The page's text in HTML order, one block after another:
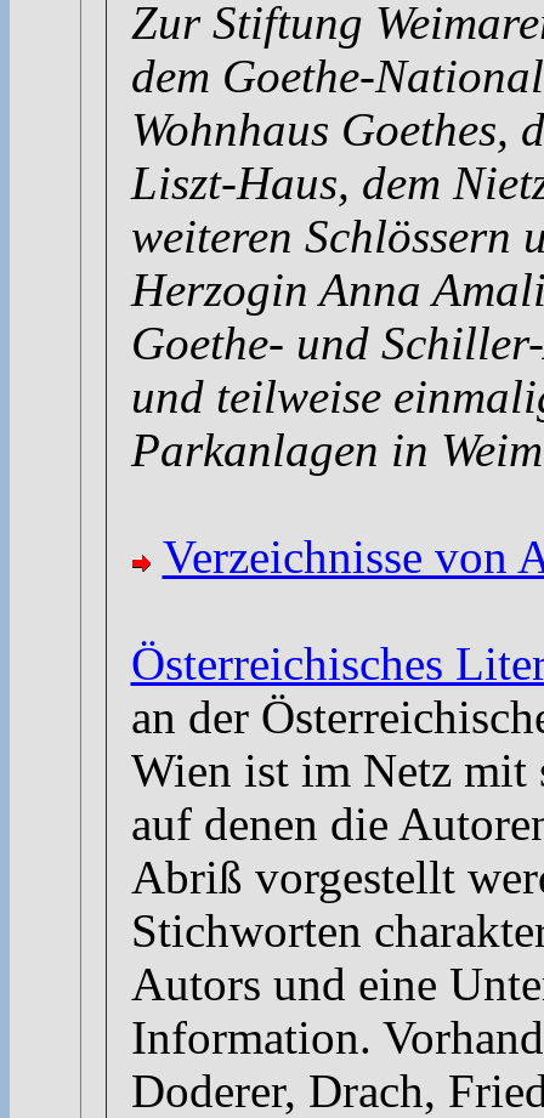
Zur Stiftung
dem Goethe-
Wohnhaus Goethes,
Liszt-Haus, dem
weiteren Schlössern
Herzogin Anna
Goethe- und
und teilweise
Parkanlagen in
Verzeichnisse von
Österreichisches
an der
Wien ist im Netz mit
auf denen die
Abriß vorgestellt
Stichworten
Autors und eine
Information.
Doderer, Drach,